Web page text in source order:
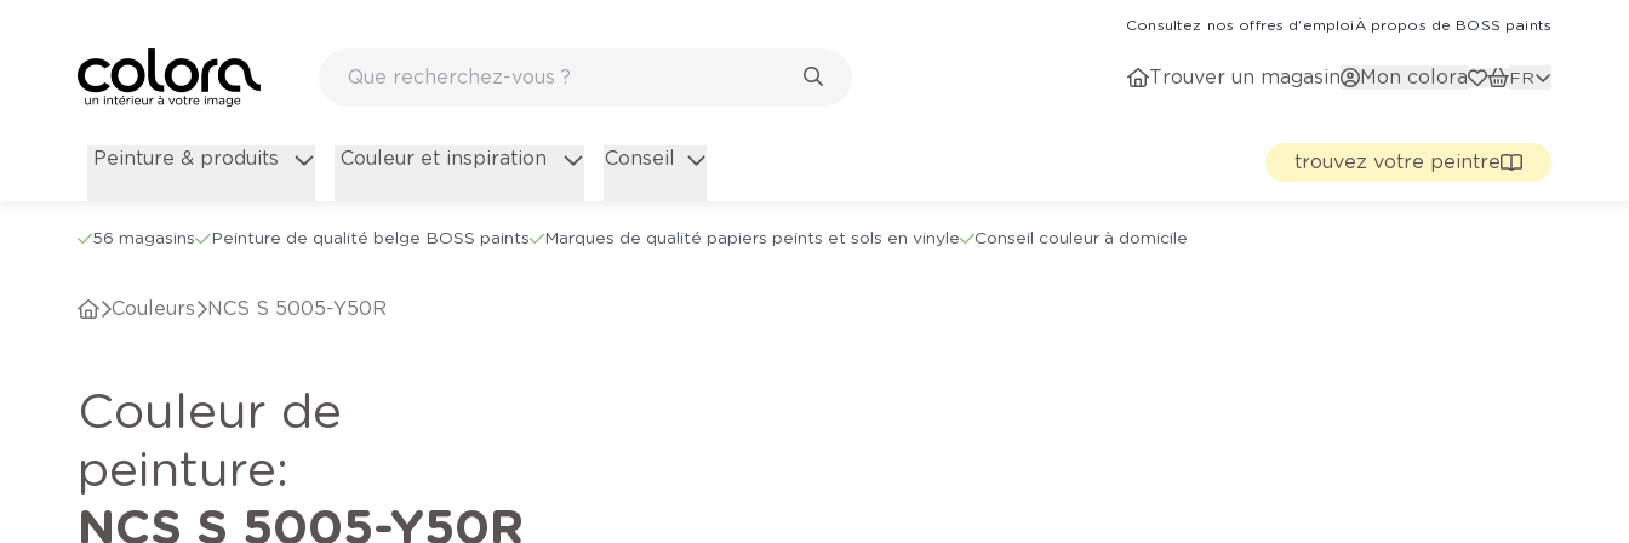
Consultez nos offres d'emploiÀ propos de BOSS paints
Trouver un magasin Mon colora FR
Peinture & produits Couleur et inspiration Conseil trouvez votre peintre
56 magasins Peinture de qualité belge BOSS paints Marques de qualité papiers peints et sols en vinyle Conseil couleur à domicile
Couleurs NCS S 5005-Y50R
Couleur de
peinture:
NCS S 5005-Y50R